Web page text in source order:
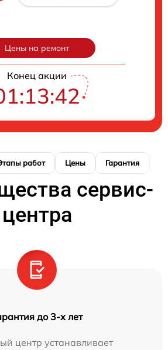
Цены на ремонт
Конец акции
работ Цены Гарантия
сервис-
центра
до 3-х лет
центр устанавливает